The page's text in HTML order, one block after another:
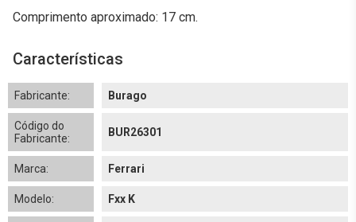
Comprimento aproximado: 17 cm.
Características
Fabricante: Burago
Código do
Fabricante:
BUR26301
Marca: Ferrari
Modelo: Fxx K